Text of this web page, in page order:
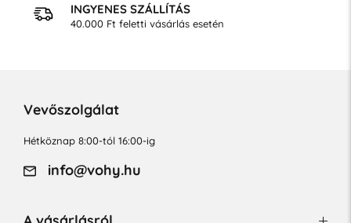
INGYENES SZÁLLÍTÁS
40.000 Ft feletti vásárlás esetén
Vevőszolgálat
Hétköznap 8:00-tól 16:00-ig
info@vohy.hu